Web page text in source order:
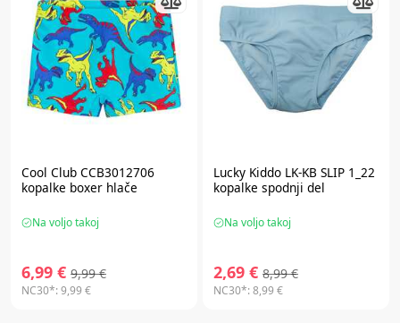
Cool Club CCB3012706
kopalke boxer hlače
Na voljo takoj
6,99 € 9,99 €
NC30*:9,99 €
Lucky Kiddo LK-KB SLIP 1_22
kopalke spodnji del
Na voljo takoj
2,69 € 8,99 €
NC30*:8,99 €